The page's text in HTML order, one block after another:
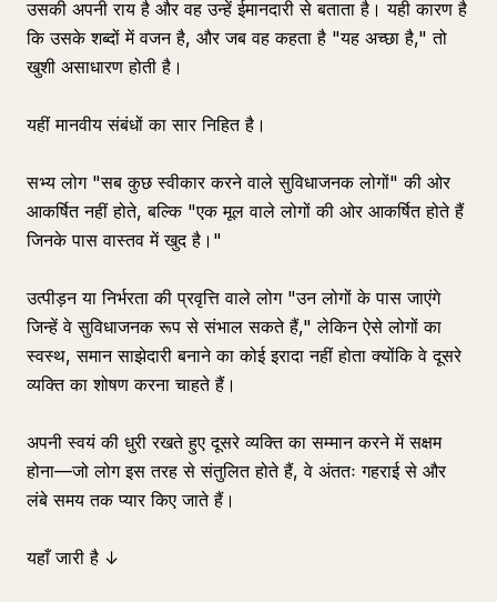
उसकी अपनी राय है और वह उन्हें ईमानदारी से बताता है। यही कारण है
कि उसके शब्दों में वजन है, और जब वह कहता है "यह अच्छा है," तो
खुशी असाधारण होती है।
यहीं मानवीय संबंधों का सार निहित है।
सभ्य लोग "सब कुछ स्वीकार करने वाले सुविधाजनक लोगों" की ओर
आकर्षित नहीं होते, बल्कि "एक मूल वाले लोगों की ओर आकर्षित होते हैं
जिनके पास वास्तव में खुद है।"
उत्पीड़न या निर्भरता की प्रवृत्ति वाले लोग "उन लोगों के पास जाएंगे
जिन्हें वे सुविधाजनक रूप से संभाल सकते हैं," लेकिन ऐसे लोगों का
स्वस्थ, समान साझेदारी बनाने का कोई इरादा नहीं होता क्योंकि वे दूसरे
व्यक्ति का शोषण करना चाहते हैं।
अपनी स्वयं की धुरी रखते हुए दूसरे व्यक्ति का सम्मान करने में सक्षम
होना—जो लोग इस तरह से संतुलित होते हैं, वे अंततः गहराई से और
लंबे समय तक प्यार किए जाते हैं।
यहाँ जारी है ↓